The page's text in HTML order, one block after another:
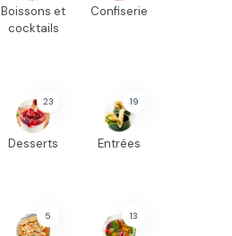
Boissons et
cocktails
Confiserie
23
Desserts
19
Entrées
5 13